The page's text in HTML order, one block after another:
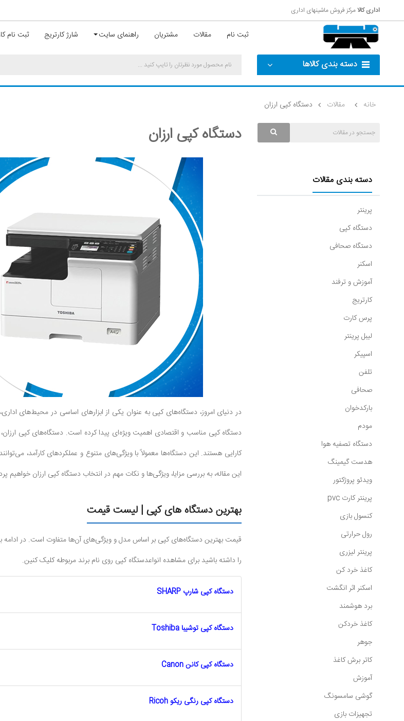
اداری کالامرکز فروش ماشینهای اداری
ثبت نام مقالات مشتریان راهنمای سایت شارژ کارتریج ثبت نام
دسته بندی کالاها
خانه مقالات دستگاه کپی ارزان
دسته بندی مقالات
پرینتر
دستگاه کپی
دستگاه صحافی
اسکنر
آموزش و ترفند
کارتریج
پرس کارت
لیبل پرینتر
اسپیکر
تلفن
صحافی
بارکدخوان
مودم
دستگاه تصفیه هوا
هدست گیمینگ
ویدئو پروژکتور
پرینتر کارت pvc
کنسول بازی
رول حرارتی
پرینتر لیزری
کاغذ خرد کن
اسکنر اثر انگشت
برد هوشمند
کاغذ خردکن
جوهر
کاتر برش کاغذ
آموزش
گوشی سامسونگ
تجهیزات بازی
دستگاه کپی ارزان
در دنیای امروز، دستگاه‌های کپی به عنوان یکی از ابزارهای اساسی در محیط‌های
کارایی هستند. این دستگاه‌ها معمولاً با ویژگی‌های متنوع و عملکردهای کارآمد،
این مقاله، به بررسی مزایا، ویژگی‌ها و نکات مهم در انتخاب دستگاه کپی ارزان خواهیم
بهترین دستگاه های کپی | لیست قیمت
قیمت بهترین دستگاه‌های کپی بر اساس مدل و ویژگی‌های آن‌ها متفاوت است. در ادامه
را داشته باشید برای مشاهده انواعدستگاه کپی روی نام برند مربوطه کلیک کنین.
دستگاه کپی شارپ SHARP
دستگاه کپی توشیبا Toshiba
دستگاه کپی کانن Canon
دستگاه کپی رنگی ریکو Ricoh